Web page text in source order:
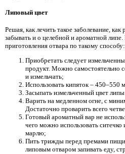
Липовый цвет
Решая, как лечить такое заболевание,
забывать и о целебной и ароматной
приготовления отвара по такому способу:
Приобретать следует
продукт. Можно самостоятельно
и измельчать;
Использовать кипяток – 450–550
Засыпать измельченный цвет липы
Варить на медленном огне, с
Достаточно проварить всего
Готовый ароматный вар не
чего можно использовать
марлю;
Пить трижды перед премами
липовым отваром запивать еду,